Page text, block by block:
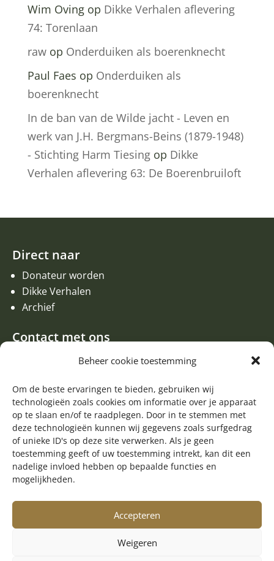
Beheer cookie toestemming
Om de beste ervaringen te bieden, gebruiken wij
technologieën zoals cookies om informatie over je apparaat
op te slaan en/of te raadplegen. Door in te stemmen met
deze technologieën kunnen wij gegevens zoals surfgedrag
of unieke ID's op deze site verwerken. Als je geen
toestemming geeft of uw toestemming intrekt, kan dit een
nadelige invloed hebben op bepaalde functies en
mogelijkheden.
Accepteren
Weigeren
Wim Ovingop Dikke Verhalen aflevering
74: Torenlaan
rawop Onderduiken als boerenknecht
Paul Faes op Onderduiken als
boerenknecht
In de ban van de Wilde jacht - Leven en
werk van J.H. Bergmans-Beins (1879-1948)
- Stichting Harm Tiesingop Dikke
Verhalen aflevering 63: De Boerenbruiloft
Direct naar
Donateur worden
Dikke Verhalen
Archief
Contact met ons
Een aanvraag of oproep plaatsen
Contact met de redactie van de Zwerfsteen
Algemene informatie
 Volg ons op Facebook